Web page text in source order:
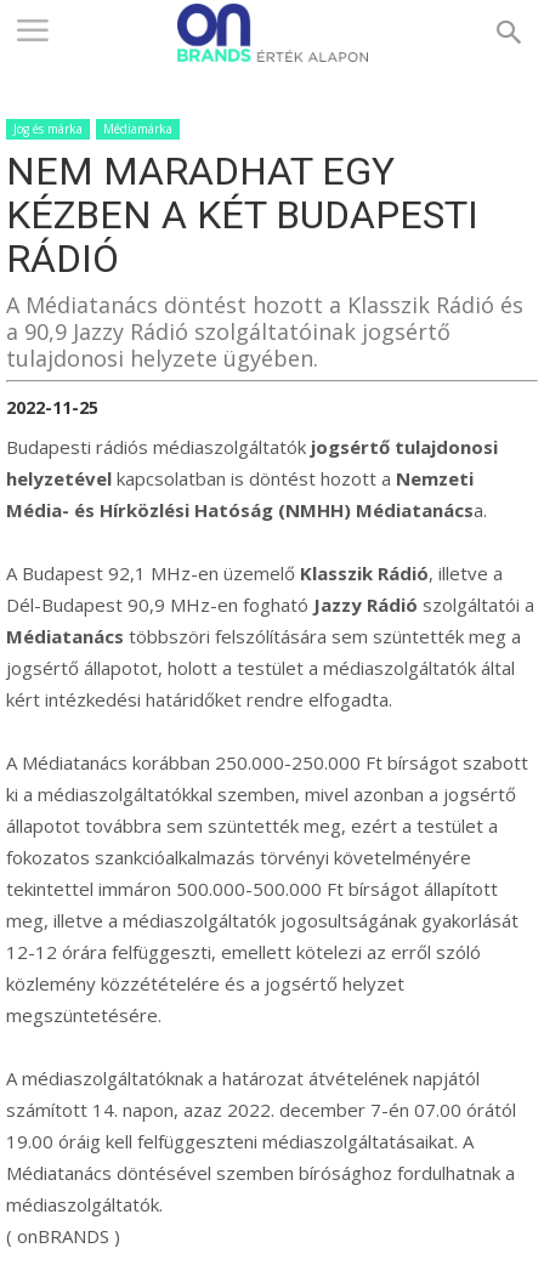
ONBRANDS
–
ÉRTÉK
ALAPON
Jog és márka Médiamárka
NEM MARADHAT EGY
KÉZBEN A KÉT BUDAPESTI
RÁDIÓ
A Médiatanács döntést hozott a Klasszik Rádió és
a 90,9 Jazzy Rádió szolgáltatóinak jogsértő
tulajdonosi helyzete ügyében.
2022-11-25
Budapesti rádiós médiaszolgáltatók jogsértő tulajdonosi
helyzetével kapcsolatban is döntést hozott a Nemzeti
Média- és Hírközlési Hatóság (NMHH) Médiatanácsa.
A Budapest 92,1 MHz-en üzemelő Klasszik Rádió, illetve a
Dél-Budapest 90,9 MHz-en fogható Jazzy Rádió szolgáltatói a
Médiatanács többszöri felszólítására sem szüntették meg a
jogsértő állapotot, holott a testület a médiaszolgáltatók által
kért intézkedési határidőket rendre elfogadta.
A Médiatanács korábban 250.000-250.000 Ft bírságot szabott
ki a médiaszolgáltatókkal szemben, mivel azonban a jogsértő
állapotot továbbra sem szüntették meg, ezért a testület a
fokozatos szankcióalkalmazás törvényi követelményére
tekintettel immáron 500.000-500.000 Ft bírságot állapított
meg, illetve a médiaszolgáltatók jogosultságának gyakorlását
12-12 órára felfüggeszti, emellett kötelezi az erről szóló
közlemény közzétételére és a jogsértő helyzet
megszüntetésére.
A médiaszolgáltatóknak a határozat átvételének napjától
számított 14. napon, azaz 2022. december 7-én 07.00 órától
19.00 óráig kell felfüggeszteni médiaszolgáltatásaikat. A
Médiatanács döntésével szemben bírósághoz fordulhatnak a
médiaszolgáltatók.
( onBRANDS )